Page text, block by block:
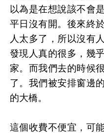
以為是在想說該不會
平日沒有開。後來終
人太多了，所以沒有
發現人真的很多，幾
家。而我們去的時候
了。我們被安排窗邊
的大橋。
這個收費不便宜，可